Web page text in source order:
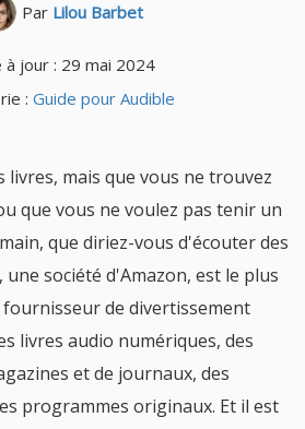
Par Lilou Barbet
à jour : 29 mai 2024
: Guide pour Audible
livres, mais que vous ne trouvez
que vous ne voulez pas tenir un
que diriez-vous d'écouter des
, une société d'Amazon, est le plus
de divertissement
livres audio numériques, des
et de journaux, des
programmes originaux. Et il est